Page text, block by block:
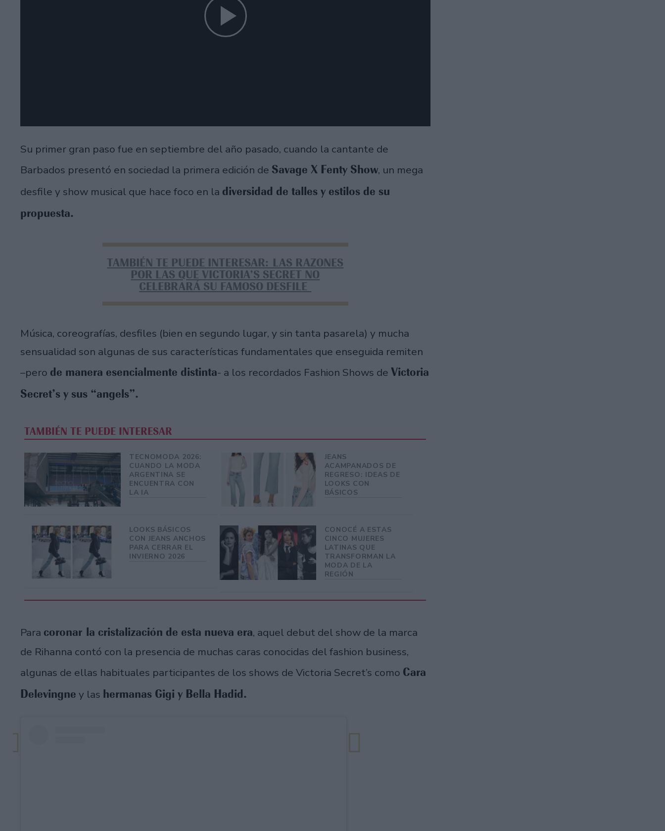
Su primer gran paso fue en septiembre del año pasado, cuando la cantante de
Barbados presentó en sociedad la primera edición de Savage X Fenty Show, un mega
desfile y show musical que hace foco en la diversidad de talles y estilos de su
propuesta.
TAMBIÉN TE PUEDE INTERESAR: LAS RAZONES
POR LAS QUE VICTORIA’S SECRET NO
CELEBRARÁ SU FAMOSO DESFILE
Música, coreografías, desfiles (bien en segundo lugar, y sin tanta pasarela) y mucha
sensualidad son algunas de sus características fundamentales que enseguida remiten
–pero de manera esencialmente distinta- a los recordados Fashion Shows de Victoria
Secret’s y sus “angels”.
TAMBIÉN TE PUEDE INTERESAR
TECNOMODA 2026:
CUANDO LA MODA
ARGENTINA SE
ENCUENTRA CON
LA IA
JEANS
ACAMPANADOS DE
REGRESO: IDEAS DE
LOOKS CON
BÁSICOS
LOOKS BÁSICOS
CON JEANS ANCHOS
PARA CERRAR EL
INVIERNO 2026
CONOCÉ A ESTAS
CINCO MUJERES
LATINAS QUE
TRANSFORMAN LA
MODA DE LA
REGIÓN
Para coronar la cristalización de esta nueva era, aquel debut del show de la marca
de Rihanna contó con la presencia de muchas caras conocidas del fashion business,
algunas de ellas habituales participantes de los shows de Victoria Secret’s como Cara
Delevingne y las hermanas Gigi y Bella Hadid.